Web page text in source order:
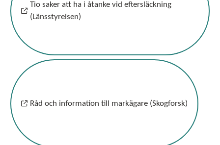
Tio saker att ha i åtanke vid eftersläckning
(Länsstyrelsen)
Råd och information till markägare (Skogforsk)